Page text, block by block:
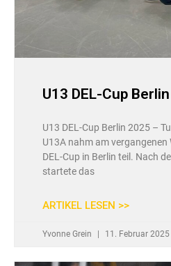
U13 DEL-Cup
U13 DEL-Cup Berlin 2025 –
U13A nahm am vergangenen
DEL-Cup in Berlin teil. Nach
startete das
ARTIKEL LESEN >>
Yvonne Grein 11. Februar 2025